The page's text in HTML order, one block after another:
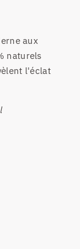
aux
naturels
l'éclat